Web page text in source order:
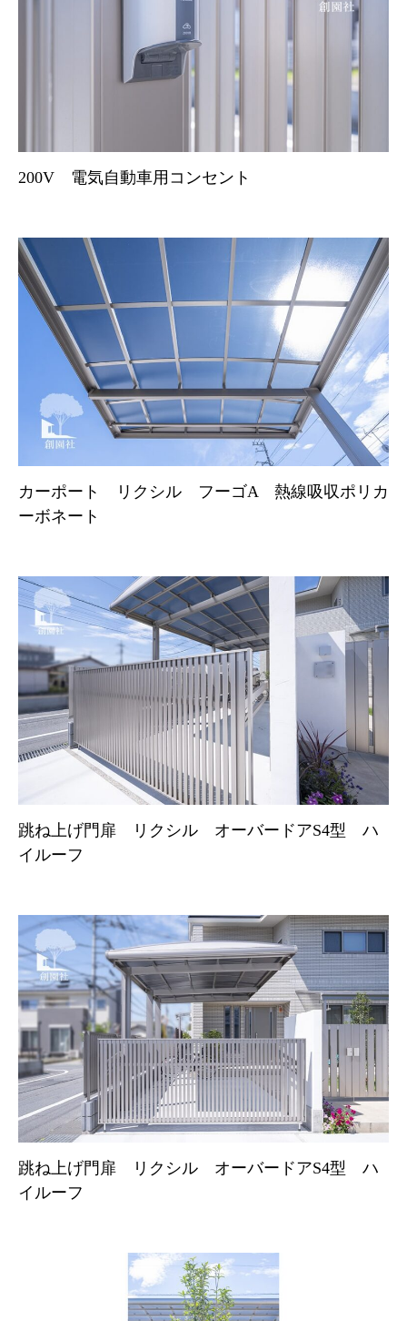
200V 電気自動車用コンセント
カーポート リクシル フーゴA 熱線吸収ポリカ
ーボネート
跳ね上げ門扉 リクシル オーバードアS4型 ハ
イルーフ
跳ね上げ門扉 リクシル オーバードアS4型 ハ
イルーフ